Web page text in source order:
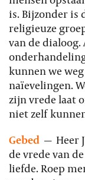
is. Bijzonder is
religieuze
van de
kunnen we
naïevelingen.
zijn vrede laat
niet zelf
Gebed — Heer
de vrede van
liefde. Roep